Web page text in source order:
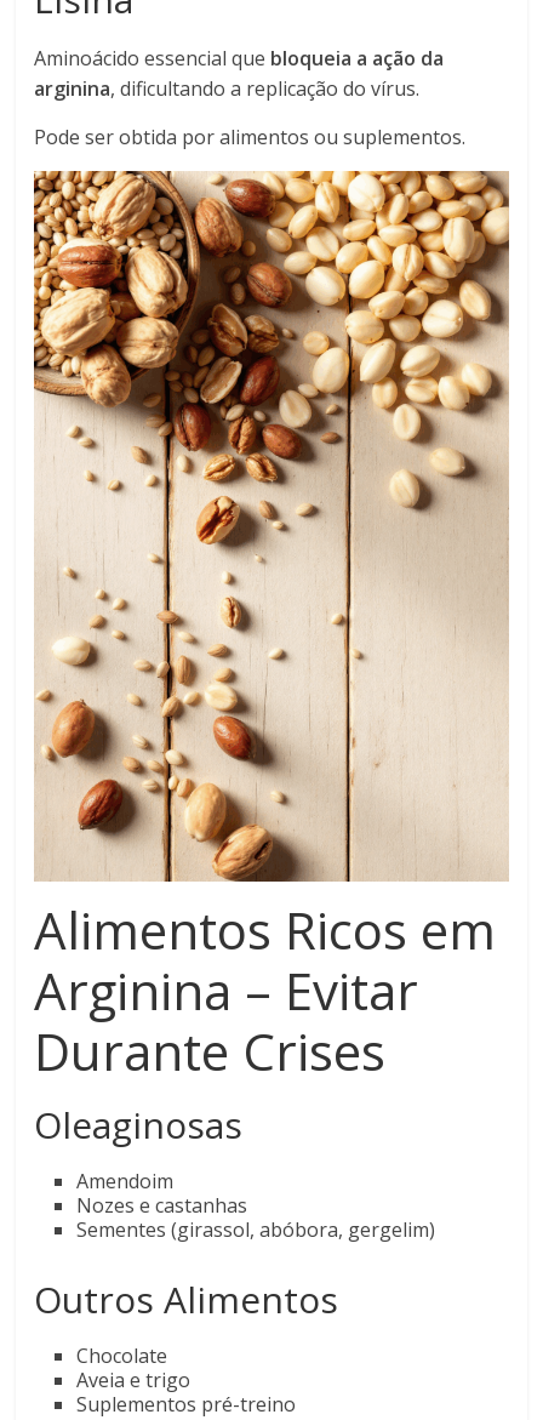
Aminoácido essencial que bloqueia a ação da
arginina, dificultando a replicação do vírus.
Pode ser obtida por alimentos ou suplementos.
Alimentos Ricos em
Arginina – Evitar
Durante Crises
Oleaginosas
Amendoim
Nozes e castanhas
Sementes (girassol, abóbora, gergelim)
Outros Alimentos
Chocolate
Aveia e trigo
Suplementos pré-treino